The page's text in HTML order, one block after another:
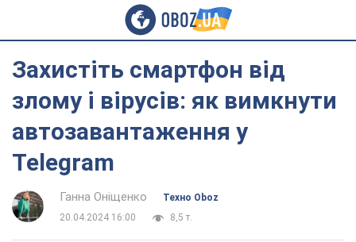
Захистіть смартфон від
злому і вірусів: як вимкнути
автозавантаження у
Telegram
Ганна Оніщенко
Техно Oboz
20.04.2024 16:00
8,5 т.